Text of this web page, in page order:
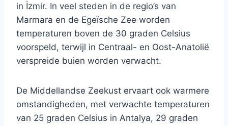
in İzmir. In veel steden in de regio’s van
Marmara en de Egeïsche Zee worden
temperaturen boven de 30 graden Celsius
voorspeld, terwijl in Centraal- en Oost-Anatolië
verspreide buien worden verwacht.
De Middellandse Zeekust ervaart ook warmere
omstandigheden, met verwachte temperaturen
van 25 graden Celsius in Antalya, 29 graden